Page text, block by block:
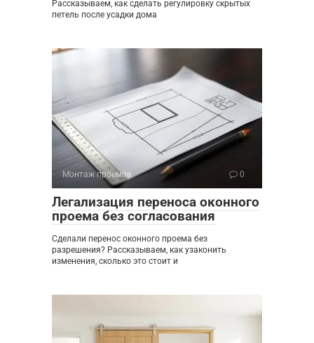
Рассказываем, как сделать регулировку скрытых
петель после усадки дома
Монтаж проемов 0
Легализация переноса оконного
проема без согласования
Сделали перенос оконного проема без
разрешения? Рассказываем, как узаконить
изменения, сколько это стоит и